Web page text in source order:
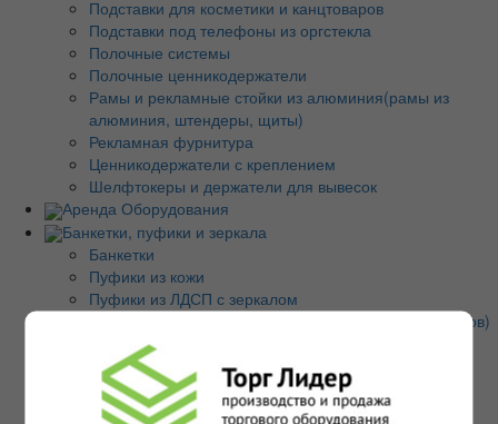
Подставки для косметики и канцтоваров
Подставки под телефоны из оргстекла
Полочные системы
Полочные ценникодержатели
Рамы и рекламные стойки из алюминия(рамы из
алюминия, штендеры, щиты)
Рекламная фурнитура
Ценникодержатели с креплением
Шелфтокеры и держатели для вывесок
Аренда Оборудования
Банкетки, пуфики и зеркала
Банкетки
Пуфики из кожи
Пуфики из ЛДСП с зеркалом
Столы демонстрационные(для одежды и аксессуаров)
Стулья барные/стулья интерьерные
Торговые зеркала
Весы электронные
Весы напольные